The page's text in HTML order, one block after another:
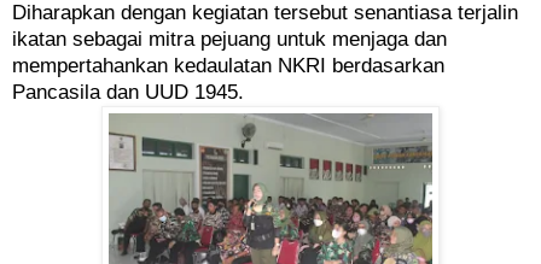
Diharapkan dengan kegiatan tersebut senantiasa terjalin
ikatan sebagai mitra pejuang untuk menjaga dan
mempertahankan kedaulatan NKRI berdasarkan
Pancasila dan UUD 1945.